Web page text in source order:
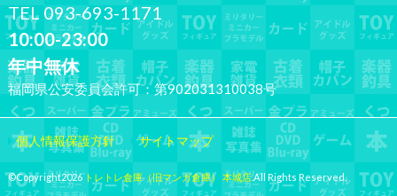
TEL 093-693-1171
10:00-23:00
年中無休
福岡県公安委員会許可：第902031310038号
個人情報保護方針 サイトマップ
©Copyright2026トレトレ倉庫（旧マンガ倉庫） 本城店.All Rights Reserved.